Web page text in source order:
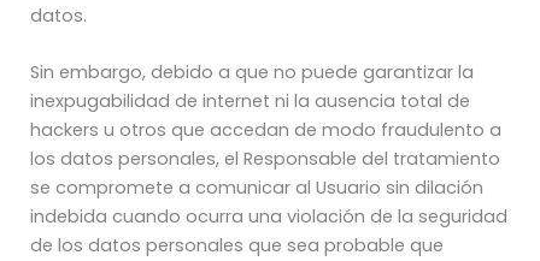
datos.
Sin embargo, debido a que no puede garantizar la
inexpugabilidad de internet ni la ausencia total de
hackers u otros que accedan de modo fraudulento a
los datos personales, el Responsable del tratamiento
se compromete a comunicar al Usuario sin dilación
indebida cuando ocurra una violación de la seguridad
de los datos personales que sea probable que